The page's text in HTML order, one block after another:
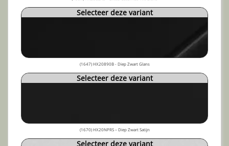
Selecteer deze variant
(1647) HX20890B - Diep Zwart Glans
Selecteer deze variant
(1670) HX20NPRS – Diep Zwart Satijn
Selecteer deze variant